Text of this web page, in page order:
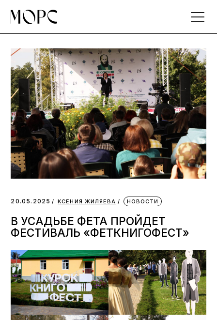
the
20.05.2025 КСЕНИЯ ЖИЛЯЕВА НОВОСТИ
В УСАДЬБЕ ФЕТА ПРОЙДЕТ
ФЕСТИВАЛЬ «ФЕТКНИГОФЕСТ»